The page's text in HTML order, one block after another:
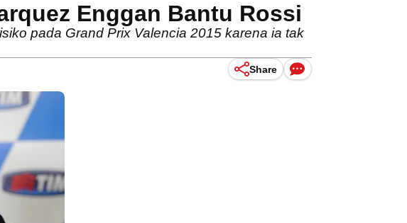
Enggan Bantu Rossi
pada Grand Prix Valencia 2015 karena ia tak
Share